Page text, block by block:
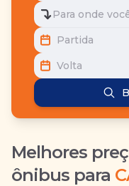
Para onde
Partida
Volta
Melhores
ônibus para